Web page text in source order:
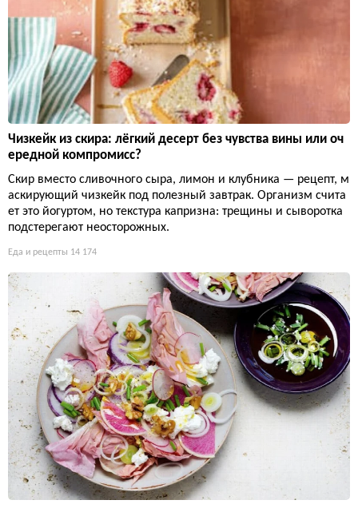
Чизкейк из скира: лёгкий десерт без чувства вины или оч
ередной компромисс?
Скир вместо сливочного сыра, лимон и клубника — рецепт, м
аскирующий чизкейк под полезный завтрак. Организм счита
ет это йогуртом, но текстура капризна: трещины и сыворотка
подстерегают неосторожных.
Еда и рецепты 14 174